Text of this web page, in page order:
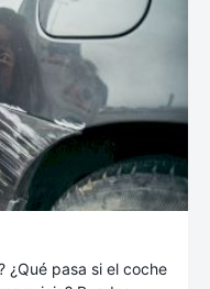
¿Qué pasa si el coche